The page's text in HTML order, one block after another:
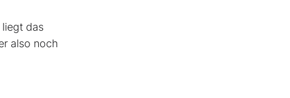
liegt das
also noch